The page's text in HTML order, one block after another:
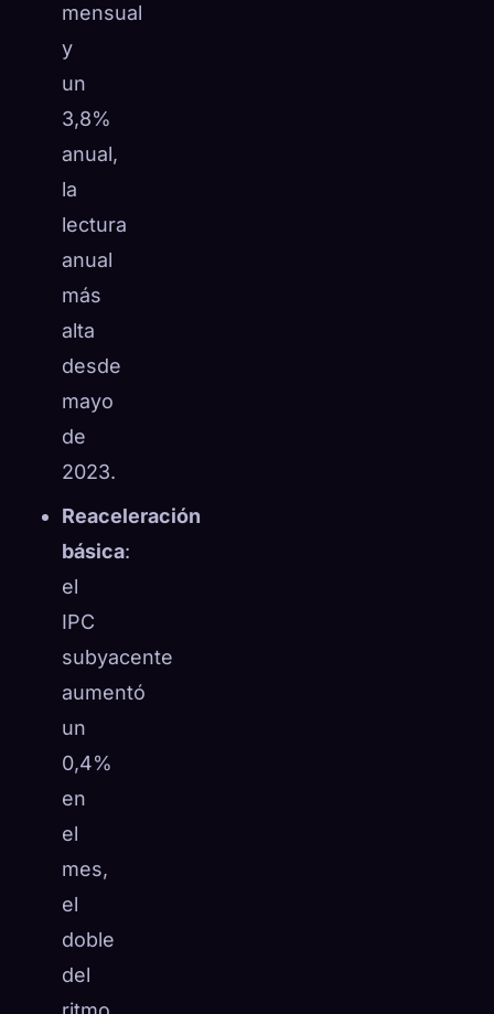
mensual
y
un
3,8%
anual,
la
lectura
anual
más
alta
desde
mayo
de
2023.
Reaceleración
básica:
el
IPC
subyacente
aumentó
un
0,4%
en
el
mes,
el
doble
del